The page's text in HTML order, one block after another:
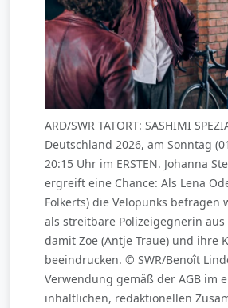
ARD/SWR TATORT: SASHIMI
Deutschland 2026, am Sonntag
20:15 Uhr im ERSTEN. Johanna
ergreift eine Chance: Als Lena
Folkerts) die Velopunks befragen
als streitbare Polizeigegnerin
damit Zoe (Antje Traue) und ihre
beeindrucken. © SWR/Benoît
Verwendung gemäß der AGB im
inhaltlichen, redaktionellen